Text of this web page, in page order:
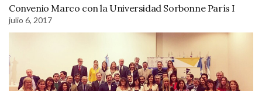
Convenio Marco con la Universidad Sorbonne París I
julio 6, 2017